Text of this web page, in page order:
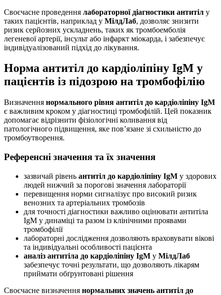
Своєчасне проведення лабораторної діагностики антитіл у
таких пацієнтів, наприклад у МілдЛаб, дозволяє знизити
ризик серйозних ускладнень, таких як тромбоемболія
легеневої артерії, інсульт або інфаркт міокарда, і забезпечує
індивідуалізований підхід до лікування.
Норма антитіл до кардіоліпіну IgM у
пацієнтів із підозрою на тромбофілію
Визначення нормального рівня антитіл до кардіоліпіну IgM
є важливим кроком у діагностиці тромбофілій. Цей показник
допомагає відрізнити фізіологічні коливання від
патологічного підвищення, яке пов’язане зі схильністю до
тромбоутворення.
Референсні значення та їх значення
зазвичай рівень антитіл до кардіоліпіну IgM у здорових
людей нижчий за порогові значення лабораторії
перевищення норми сигналізує про високий ризик
венозних та артеріальних тромбозів
для точності діагностики важливо оцінювати антитіла
IgM у динаміці та разом із клінічними проявами
тромбофілії
лабораторні дослідження дозволяють враховувати вікові
та індивідуальні особливості пацієнта
аналіз антитіла до кардіоліпіну IgM у МілдЛаб
забезпечує точні результати, що дозволяють лікарям
приймати обґрунтовані рішення
Своєчасне визначення нормальних значень антитіл до